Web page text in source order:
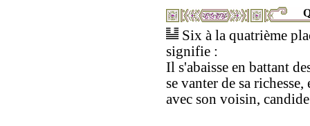
Six à la quatrième
signifie :
Il s'abaisse en battant
se vanter de sa
avec son voisin,